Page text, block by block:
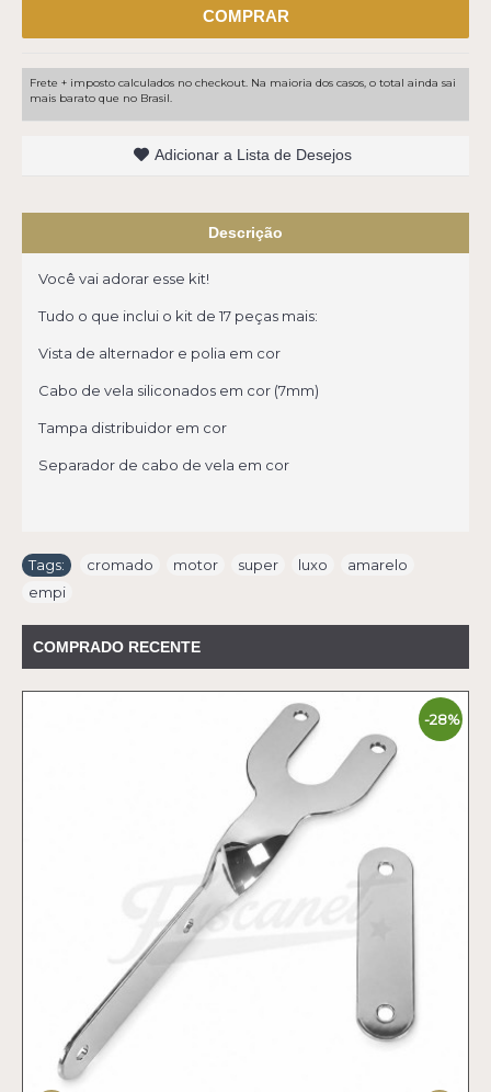
COMPRAR
Frete + imposto calculados no checkout. Na maioria dos casos, o total ainda sai
mais barato que no Brasil.
Adicionar a Lista de Desejos
Descrição
Você vai adorar esse kit!
Tudo o que inclui o kit de 17 peças mais:
Vista de alternador e polia em cor
Cabo de vela siliconados em cor (7mm)
Tampa distribuidor em cor
Separador de cabo de vela em cor
Tags: cromado motor super luxo amarelo
empi
COMPRADO RECENTE
-28%